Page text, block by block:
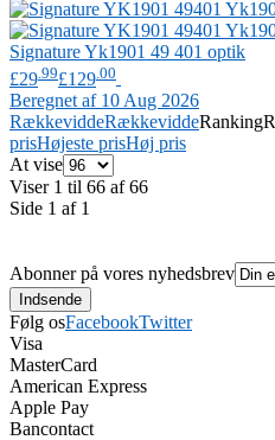
SignatureYk1901 49 401 optik
£29 .99£129 .00
Beregnet af 10 Aug 2026
RækkeviddeRækkeviddeRanking
prisHøjeste prisHøj pris
At vise
Viser 1 til 66 af 66
Side 1 af 1
Abonner på vores nyhedsbrev
Følg osFacebookTwitter
Visa
MasterCard
American Express
Apple Pay
Bancontact